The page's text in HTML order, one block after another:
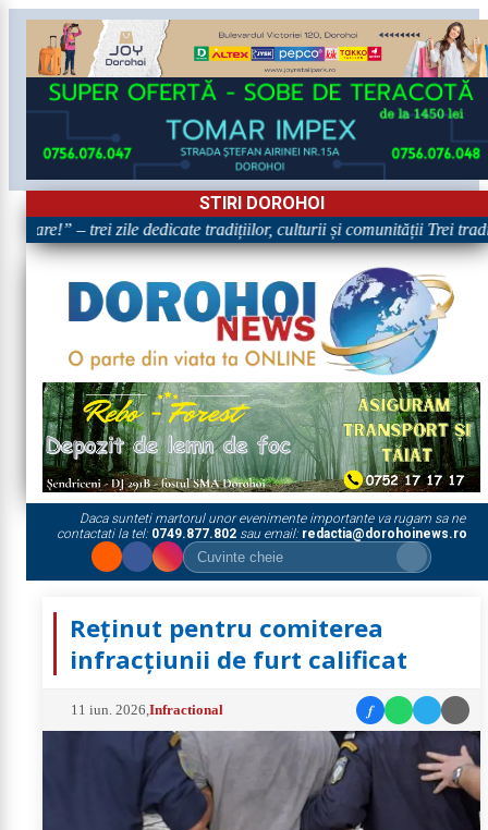
STIRI DOROHOI
– trei zile dedicate tradițiilor, culturii și comunității Trei
Daca sunteti martorul unor evenimente importante va rugam sa ne
contactati la tel: 0749.877.802sau email: redactia@dorohoinews.ro
Reținut pentru comiterea
infracțiunii de furt calificat
11 iun. 2026 ,Infractional f